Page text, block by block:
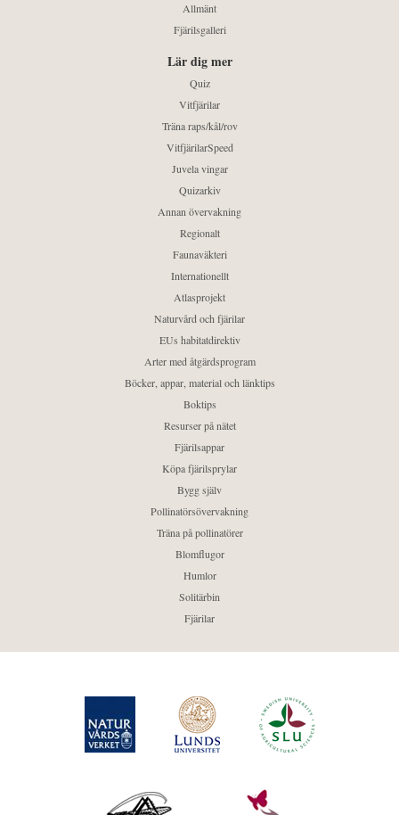
Allmänt
Fjärilsgalleri
Lär dig mer
Quiz
Vitfjärilar
Träna raps/kål/rov
VitfjärilarSpeed
Juvela vingar
Quizarkiv
Annan övervakning
Regionalt
Faunaväkteri
Internationellt
Atlasprojekt
Naturvård och fjärilar
EUs habitatdirektiv
Arter med åtgärdsprogram
Böcker, appar, material och länktips
Boktips
Resurser på nätet
Fjärilsappar
Köpa fjärilsprylar
Bygg själv
Pollinatörsövervakning
Träna på pollinatörer
Blomflugor
Humlor
Solitärbin
Fjärilar